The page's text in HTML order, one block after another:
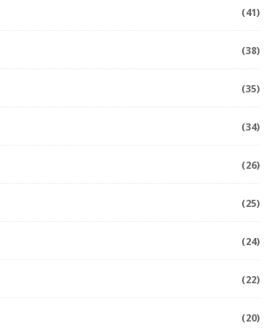
(41)
(38)
(35)
(34)
(26)
(25)
(24)
(22)
(20)